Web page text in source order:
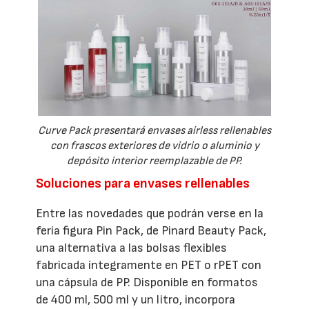
Curve Pack presentará envases airless rellenables
con frascos exteriores de vidrio o aluminio y
depósito interior reemplazable de PP.
Soluciones para envases rellenables
Entre las novedades que podrán verse en la
feria figura Pin Pack, de Pinard Beauty Pack,
una alternativa a las bolsas flexibles
fabricada íntegramente en PET o rPET con
una cápsula de PP. Disponible en formatos
de 400 ml, 500 ml y un litro, incorpora